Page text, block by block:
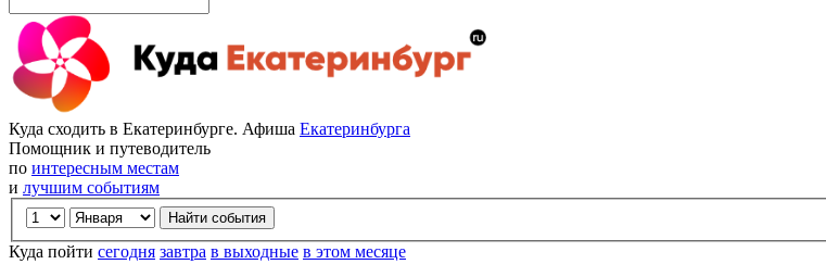
Куда сходить в Екатеринбурге. Афиша Екатеринбурга
Помощник и путеводитель
по интересным местам
и лучшим событиям
Куда пойти сегодня завтра в выходные в этом месяце